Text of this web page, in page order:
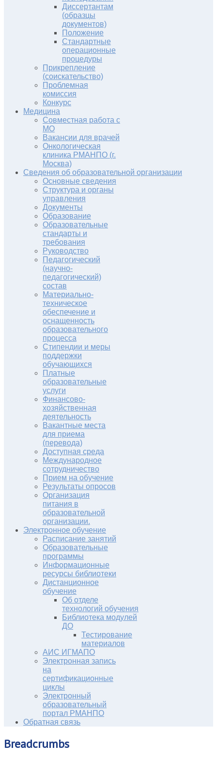
Диссертантам
(образцы
документов)
Положение
Стандартные
операционные
процедуры
Прикрепление
(соискательство)
Проблемная
комиссия
Конкурс
Медицина
Совместная работа с
МО
Вакансии для врачей
Онкологическая
клиника РМАНПО (г.
Москва)
Сведения об образовательной организации
Основные сведения
Структура и органы
управления
Документы
Образование
Образовательные
стандарты и
требования
Руководство
Педагогический
(научно-
педагогический)
состав
Материально-
техническое
обеспечение и
оснащенность
образовательного
процесса
Стипендии и меры
поддержки
обучающихся
Платные
образовательные
услуги
Финансово-
хозяйственная
деятельность
Вакантные места
для приема
(перевода)
Доступная среда
Международное
сотрудничество
Прием на обучение
Результаты опросов
Организация
питания в
образовательной
организации.
Электронное обучение
Расписание занятий
Образовательные
программы
Информационные
ресурсы библиотеки
Дистанционное
обучение
Об отделе
технологий обучения
Библиотека модулей
ДО
Тестирование
материалов
АИС ИГМАПО
Электронная запись
на
сертификационные
циклы
Электронный
образовательный
портал РМАНПО
Обратная связь
Breadcrumbs